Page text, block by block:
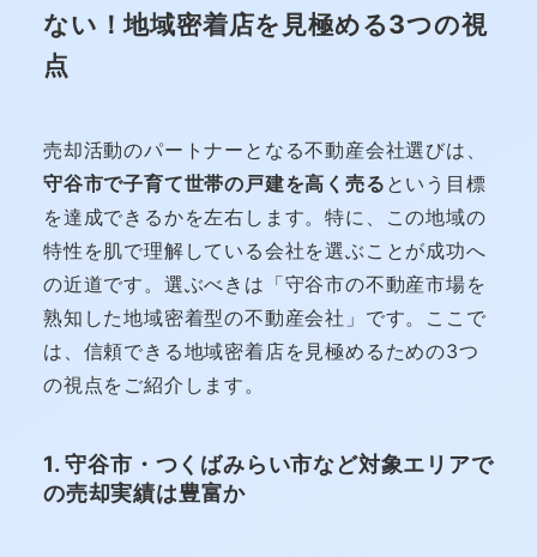
ない！地域密着店を見極める3つの視
点
売却活動のパートナーとなる不動産会社選びは、
守谷市で子育て世帯の戸建を高く売る という目標
を達成できるかを左右します。特に、この地域の
特性を肌で理解している会社を選ぶことが成功へ
の近道です。選ぶべきは「守谷市の不動産市場を
熟知した地域密着型の不動産会社」です。ここで
は、信頼できる地域密着店を見極めるための3つ
の視点をご紹介します。
1. 守谷市・つくばみらい市など対象エリアで
の売却実績は豊富か